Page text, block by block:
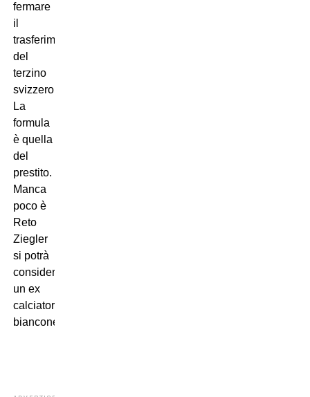
fermare
il
trasferimento
del
terzino
svizzero.
La
formula
è quella
del
prestito.
Manca
poco è
Reto
Ziegler
si potrà
considerare
un ex
calciatore
bianconero.